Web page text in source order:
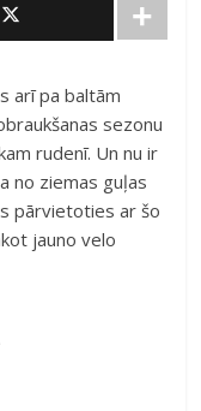
arī pa baltām
sezonu
rudenī. Un nu ir
no ziemas guļas
pārvietoties ar šo
jauno velo